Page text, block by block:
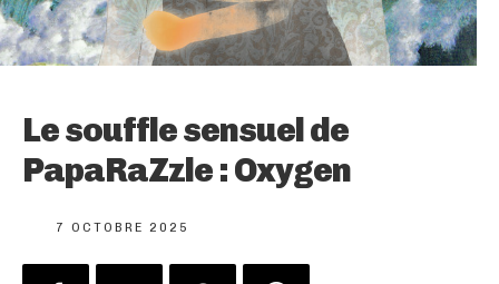
Le souffle sensuel de
PapaRaZzle : Oxygen
7 OCTOBRE 2025